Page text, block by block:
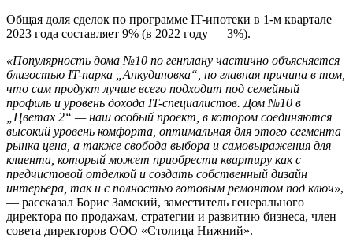
Общая доля сделок по программе IT-ипотеки в 1-м квартале
2023 года составляет 9% (в 2022 году — 3%).
«Популярность дома №10 по генплану частично объясняется
близостью IT-парка „Анкудиновка“, но главная причина в том,
что сам продукт лучше всего подходит под семейный
профиль и уровень дохода IT-специалистов. Дом №10 в
„Цветах 2“ — наш особый проект, в котором соединяются
высокий уровень комфорта, оптимальная для этого сегмента
рынка цена, а также свобода выбора и самовыражения для
клиента, который может приобрести квартиру как с
предчистовой отделкой и создать собственный дизайн
интерьера, так и с полностью готовым ремонтом под ключ»,
— рассказал Борис Замский, заместитель генерального
директора по продажам, стратегии и развитию бизнеса, член
совета директоров ООО «Столица Нижний».